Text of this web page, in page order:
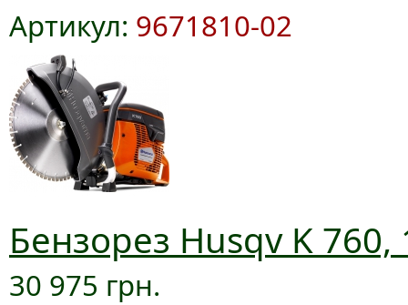
Артикул: 9671810-02
Бензорез Husqv K 760,
30 975 грн.